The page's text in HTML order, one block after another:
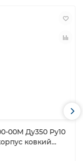
00M Ду350 Ру10
ковкий